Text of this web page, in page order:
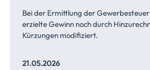
Bei der Ermittlung der
erzielte Gewinn noch durch
Kürzungen modifiziert.
21.05.2026